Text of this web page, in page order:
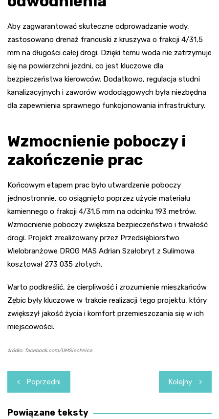
Aby zagwarantować skuteczne odprowadzanie wody,
zastosowano drenaż francuski z kruszywa o frakcji 4/31,5
mm na długości całej drogi. Dzięki temu woda nie zatrzymuje
się na powierzchni jezdni, co jest kluczowe dla
bezpieczeństwa kierowców. Dodatkowo, regulacja studni
kanalizacyjnych i zaworów wodociągowych była niezbędna
dla zapewnienia sprawnego funkcjonowania infrastruktury.
Wzmocnienie poboczy i
zakończenie prac
Końcowym etapem prac było utwardzenie poboczy
jednostronnie, co osiągnięto poprzez użycie materiału
kamiennego o frakcji 4/31,5 mm na odcinku 193 metrów.
Wzmocnienie poboczy zwiększa bezpieczeństwo i trwałość
drogi. Projekt zrealizowany przez Przedsiębiorstwo
Wielobranżowe DROG MAS Adrian Szałobryt z Sulimowa
kosztował 273 035 złotych.
Warto podkreślić, że cierpliwość i zrozumienie mieszkańców
Zębic były kluczowe w trakcie realizacji tego projektu, który
zwiększył jakość życia i komfort przemieszczania się w ich
miejscowości.
źródło: facebook.com/UMSiechnice
Nawigacja
wpisu
Poprzedni Kolejny
Powiązane teksty